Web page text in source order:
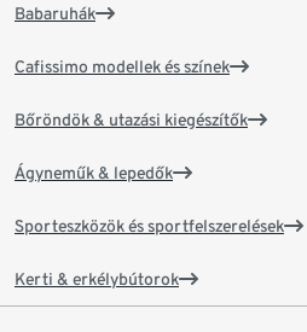
Babaruhák
Cafissimo modellek és színek
Bőröndök & utazási kiegészítők
Ágyneműk & lepedők
Sporteszközök és sportfelszerelések
Kerti & erkélybútorok